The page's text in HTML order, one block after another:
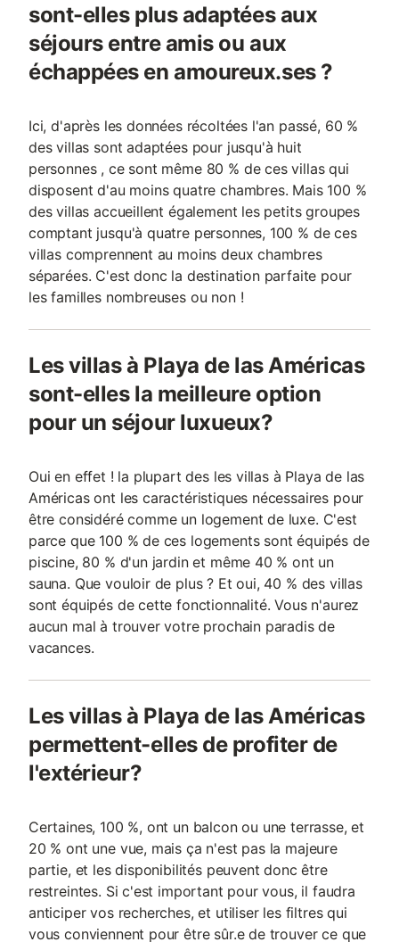
sont-elles plus adaptées aux
séjours entre amis ou aux
échappées en amoureux.ses ?
Ici, d'après les données récoltées l'an passé, 60 %
des villas sont adaptées pour jusqu'à huit
personnes , ce sont même 80 % de ces villas qui
disposent d'au moins quatre chambres. Mais 100 %
des villas accueillent également les petits groupes
comptant jusqu'à quatre personnes, 100 % de ces
villas comprennent au moins deux chambres
séparées. C'est donc la destination parfaite pour
les familles nombreuses ou non !
Les villas à Playa de las Américas
sont-elles la meilleure option
pour un séjour luxueux?
Oui en effet ! la plupart des les villas à Playa de las
Américas ont les caractéristiques nécessaires pour
être considéré comme un logement de luxe. C'est
parce que 100 % de ces logements sont équipés de
piscine, 80 % d'un jardin et même 40 % ont un
sauna. Que vouloir de plus ? Et oui, 40 % des villas
sont équipés de cette fonctionnalité. Vous n'aurez
aucun mal à trouver votre prochain paradis de
vacances.
Les villas à Playa de las Américas
permettent-elles de profiter de
l'extérieur?
Certaines, 100 %, ont un balcon ou une terrasse, et
20 % ont une vue, mais ça n'est pas la majeure
partie, et les disponibilités peuvent donc être
restreintes. Si c'est important pour vous, il faudra
anticiper vos recherches, et utiliser les filtres qui
vous conviennent pour être sûr.e de trouver ce que